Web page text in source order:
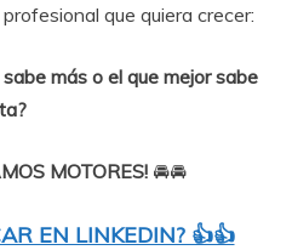
que quiera crecer:
más o el que mejor sabe
MOTORES! 🚘🚘
EN LINKEDIN? 👍👍